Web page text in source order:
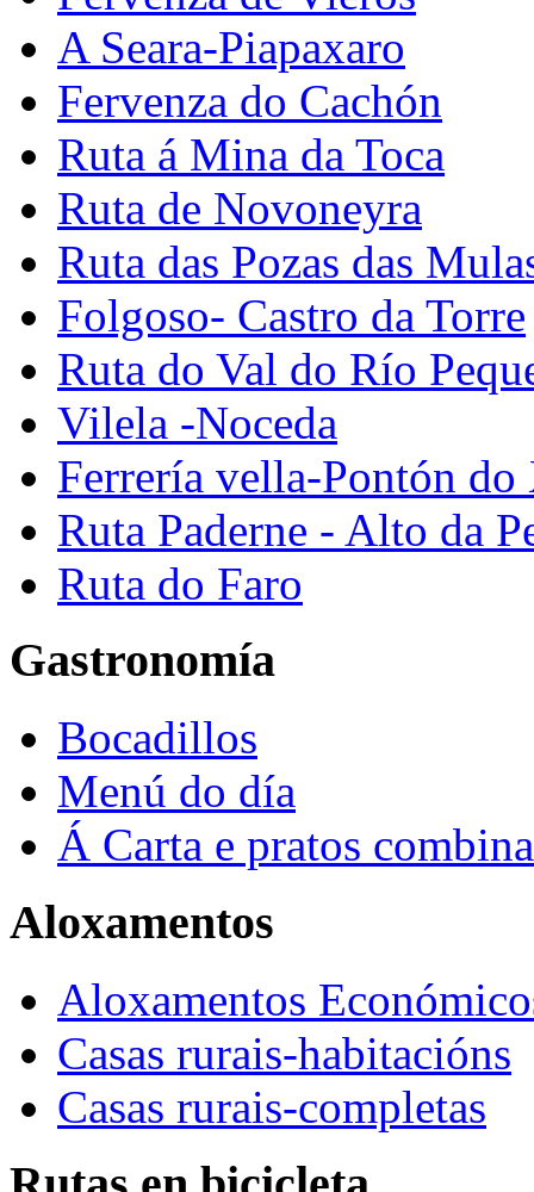
A Seara-Piapaxaro
Fervenza do Cachón
Ruta á Mina da Toca
Ruta de Novoneyra
Ruta das Pozas das
Folgoso- Castro da Torre
Ruta do Val do Río
Vilela -Noceda
Ferrería vella-Pontón do
Ruta Paderne - Alto da
Ruta do Faro
Gastronomía
Bocadillos
Menú do día
Á Carta e pratos
Aloxamentos
Aloxamentos
Casas rurais-habitacións
Casas rurais-completas